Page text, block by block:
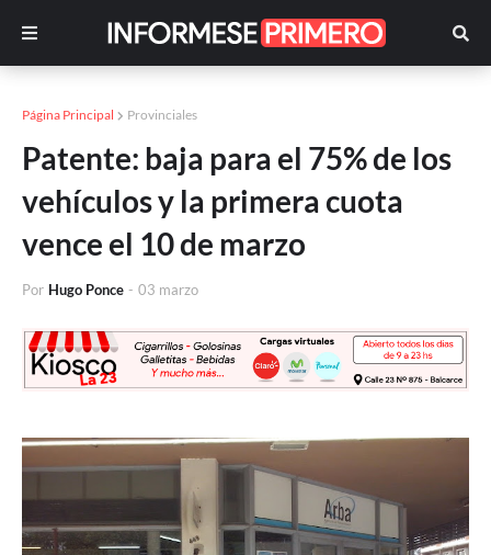
Página Principal Provinciales
Patente: baja para el 75% de los
vehículos y la primera cuota
vence el 10 de marzo
Por Hugo Ponce - 03 marzo